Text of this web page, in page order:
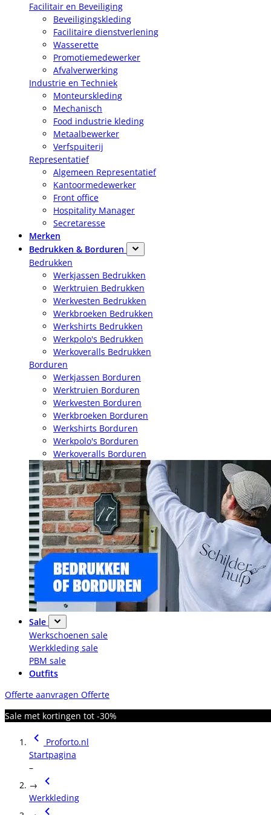
Facilitair en Beveiliging
Beveiligingskleding
Facilitaire dienstverlening
Wasserette
Promotiemedewerker
Afvalverwerking
Industrie en Techniek
Monteurskleding
Mechanisch
Food industrie kleding
Metaalbewerker
Verfspuiterij
Representatief
Algemeen Representatief
Kantoormedewerker
Front office
Hospitality Manager
Secretaresse
Merken
Bedrukken & Borduren
Bedrukken
Werkjassen Bedrukken
Werktruien Bedrukken
Werkvesten Bedrukken
Werkbroeken Bedrukken
Werkshirts Bedrukken
Werkpolo's Bedrukken
Werkoveralls Bedrukken
Borduren
Werkjassen Borduren
Werktruien Borduren
Werkvesten Borduren
Werkbroeken Borduren
Werkshirts Borduren
Werkpolo's Borduren
Werkoveralls Borduren
Sale
Werkschoenen sale
Werkkleding sale
PBM sale
Outfits
Offerte aanvragen Offerte
Sale met kortingen tot -30%
Proforto.nl
Startpagina
–
→
Werkkleding